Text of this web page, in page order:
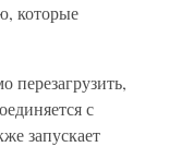
которые
перезагрузить,
с
запускает